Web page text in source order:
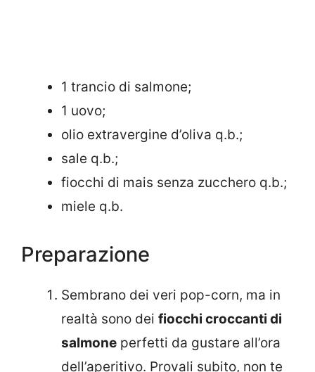
1 trancio di salmone;
1 uovo;
olio extravergine d’oliva q.b.;
sale q.b.;
fiocchi di mais senza zucchero q.b.;
miele q.b.
Preparazione
Sembrano dei veri pop-corn, ma in
realtà sono dei fiocchi croccanti di
salmone perfetti da gustare all’ora
dell’aperitivo. Provali subito, non te